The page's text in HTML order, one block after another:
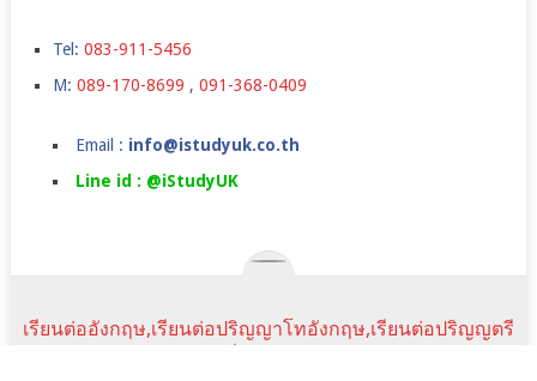
Tel: 083-911-5456
M: 089-170-8699 , 091-368-0409
Email : info@istudyuk.co.th
Line id : @iStudyUK
เรียนต่ออังกฤษ,เรียนต่อปริญญาโทอังกฤษ,เรียนต่อปริญญตรี